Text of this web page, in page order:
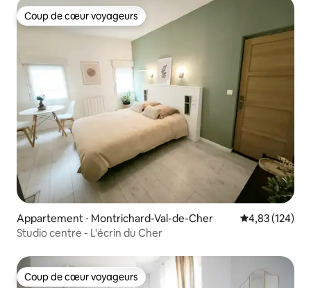
Coup de cœur voyageurs
Coup de cœur voyageurs
Appartement ⋅ Montrichard-Val-de-Cher Évaluation
4,83 (124)
Studio centre - L'écrin du Cher
Coup de cœur voyageurs
Coup de cœur voyageurs